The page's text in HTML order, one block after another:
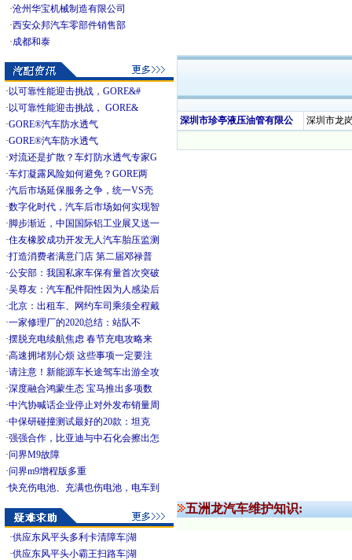
·沧州华宝机械制造有限公司
·西安众邦汽车零部件销售部
·成都和泰
· 以可靠性能迎击挑战，GORE&#
· 以可靠性能迎击挑战， GORE&
·GORE®汽车防水透气
·GORE®汽车防水透气
·对流还是扩散？车灯防水透气专家G
·车灯凝露风险如何避免？GORE两
·汽后市场延保服务之争，统一VS壳
·数字化时代，汽车后市场如何实现智
· 脚步渐近，中国国际铝工业展又送一
·住友橡胶成功开发无人汽车胎压监测
·打造消费者满意门店 第二届邓禄普
·公安部：我国私家车保有量首次突破
·吴尊友：汽车配件阳性因为人感染后
·北京：出租车、网约车司乘须全程戴
·一家修理厂的2020总结：站队不
·摆脱充电续航焦虑 春节充电攻略来
·高速拥堵别心烦 这些事项一定要注
·请注意！新能源车长途驾车出游全攻
·深度融合鸿蒙生态 宝马推出多项数
·中汽协喊话企业停止对外发布销量周
·中保研碰撞测试最好的20款：坦克
·强强合作，比亚迪与中石化会擦出怎
·问界M9故障
·问界m9增程版多重
·快充伤电池、充满也伤电池，电车到
深圳市珍亭液压油管有限公 深圳市龙
·供应东风平头多利卡清障车|湖
·供应东风平头小霸王扫路车|湖
五洲龙汽车维护知识: